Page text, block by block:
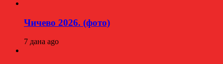
Чичево 2026. (фото)
7 дана ago